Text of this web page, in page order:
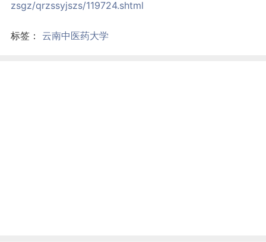
zsgz/qrzssyjszs/119724.shtml
标签： 云南中医药大学